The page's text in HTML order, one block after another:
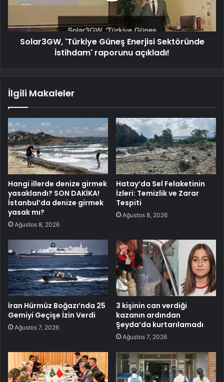
Solar3GW, 'Türkiye Güneş Enerjisi Sektöründe
İstihdam' raporunu açıkladı!
İlgili Makaleler
Hangi illerde denize girmek
yasaklandı? SON DAKİKA!
İstanbul’da denize girmek
yasak mı?
Ağustos 8, 2026
Hatay’da Sel Felaketinin
İzleri: Temizlik ve Zarar
Tespiti
Ağustos 8, 2026
İran Hürmüz Boğazı’nda 25
Gemiyi Geçişe İzin Verdi
Ağustos 7, 2026
3 kişinin can verdiği
kazanın ardından
Şeyda’da kurtarılamadı
Ağustos 7, 2026